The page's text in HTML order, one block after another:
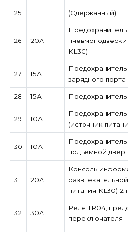
25 (Сдержанный)
26 20А
пневмоподвески
KL30)
27 15А
зарядного порта
28 15А
29 10А
(источник
30 10А
подъемной
31 20А
Консоль
питания KL30) 2
32 30А
Реле TR04,
переключателя